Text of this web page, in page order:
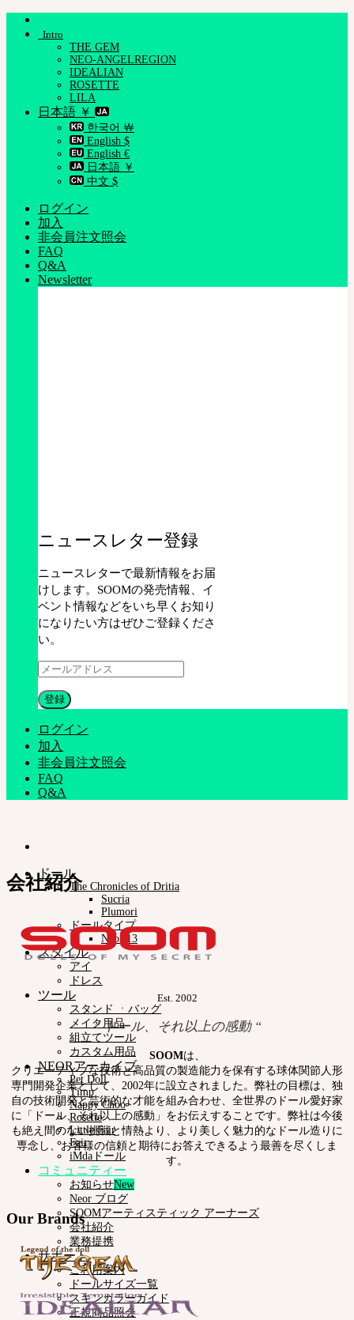
Skip
Intro
THE GEM
NEO-ANGELREGION
IDEALIAN
ROSETTE
LILA
日本語 ￥
한국어 ￦
English $
English €
日本語 ￥
中文 $
ログイン
加入
非会員注文照会
FAQ
Q&A
Newsletter
ニュースレター登録
ニュースレターで最新情報をお届
けします。SOOMの発売情報、イ
ベント情報などをいち早くお知り
になりたい方はぜひご登録くださ
い。
ログイン
加入
非会員注文照会
FAQ
Q&A
ドール
The Chronicles of Dritia
Sucria
Plumori
ドールタイプ
Neor 13
スタイル
アイ
ドレス
ツール
スタンド ㆍバッグ
メイク用品
組立てツール
カスタム用品
NEORアーカイブ
Pet Doll
Timp
Nappy Choo
Rosette
Little Fair
Fair
iMdaドール
コミュニティー
お知らせ
Neor ブログ
SOOMアーティスティック アーナーズ
会社紹介
業務提携
サポート
ご利用案内
ドールサイズ一覧
スキンカラーガイド
正規商品照会
会社紹介
Est. 2002
” ドール、それ以上の感動 “
SOOMは、
クリエーティブな技術と高品質の製造能力を保有する球体関節人形
専門開発企業として、2002年に設立されました。弊社の目標は、独
自の技術開発と芸術的な才能を組み合わせ、全世界のドール愛好家
に「ドール、それ以上の感動」をお伝えすることです。弊社は今後
も絶え間のない挑戦と情熱より、より美しく魅力的なドール造りに
専念し、お客様の信頼と期待にお答えできるよう最善を尽くしま
す。
Our Brands